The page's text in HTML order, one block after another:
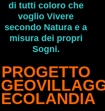
di tutti coloro che
voglio Vivere
secondo Natura e a
misura dei propri
Sogni.
PROGETTO
ECOLANDIA